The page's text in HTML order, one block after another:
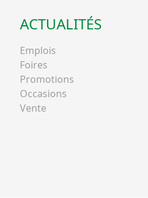
ACTUALITÉS
Emplois
Foires
Promotions
Occasions
Vente